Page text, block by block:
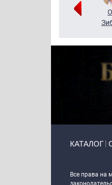
Григорий
КАТАЛОГ
Все права на